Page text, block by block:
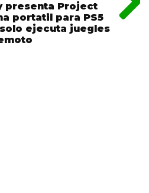
presenta Project
portatil para PS5
ejecuta juegles